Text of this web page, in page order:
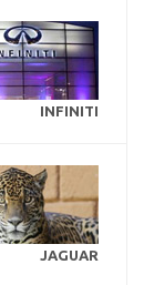
INFINITI
JAGUAR